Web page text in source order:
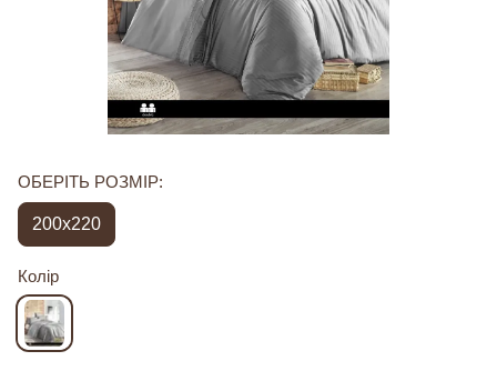
ОБЕРІТЬ РОЗМІР:
200x220
Колір